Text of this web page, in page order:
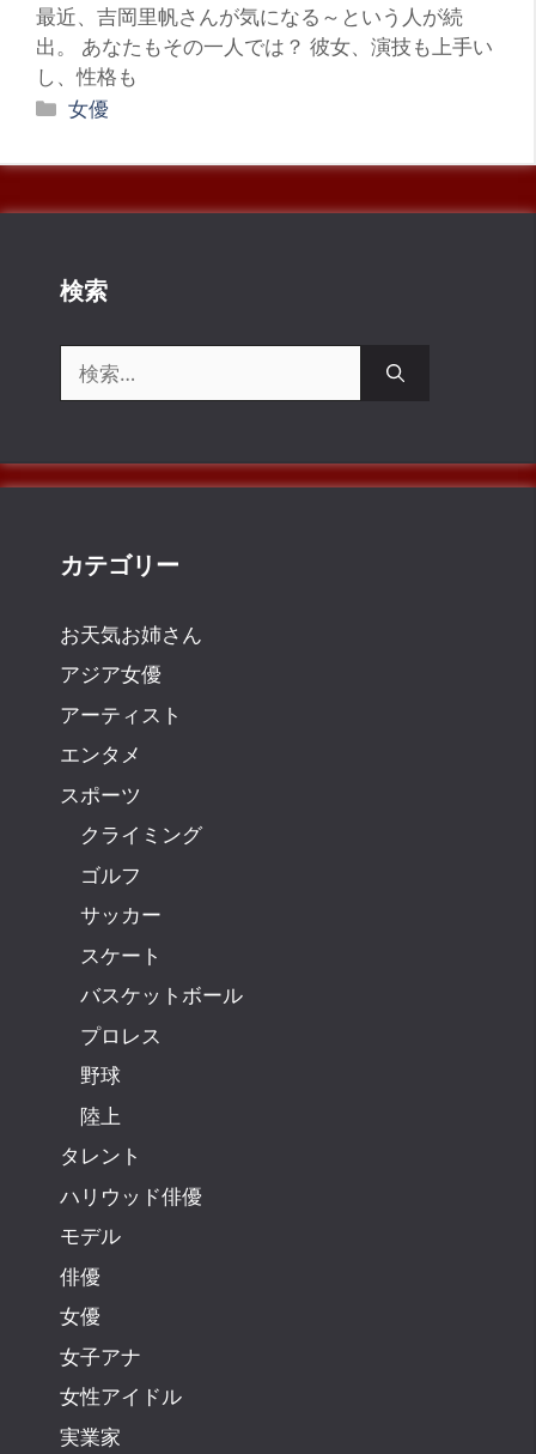
最近、吉岡里帆さんが気になる～という人が続
出。 あなたもその一人では？ 彼女、演技も上手い
し、性格も
カ
ゴ
女優
検索
索:
カテゴリー
お天気お姉さん
アジア女優
アーティスト
エンタメ
スポーツ
クライミング
ゴルフ
サッカー
スケート
バスケットボール
プロレス
野球
陸上
タレント
ハリウッド俳優
モデル
俳優
女優
女子アナ
女性アイドル
実業家